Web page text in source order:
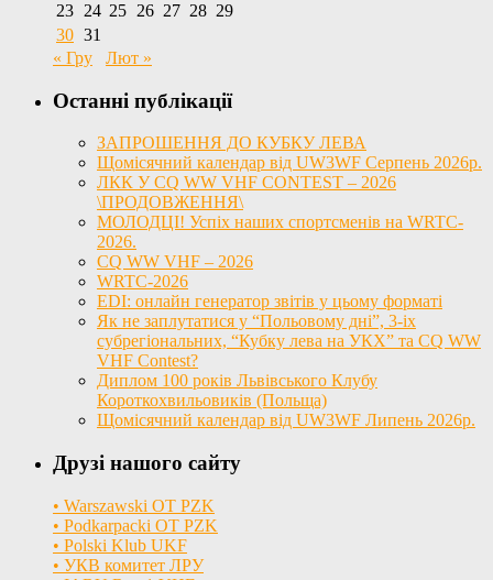
23 24 25 26 27 28 29
30 31
« Гру
Лют »
Останні публікації
ЗАПРОШЕННЯ ДО КУБКУ ЛЕВА
Щомісячний календар від UW3WF Серпень 2026р.
ЛКК У CQ WW VHF CONTEST – 2026
\ПРОДОВЖЕННЯ\
МОЛОДЦІ! Успіх наших спортсменів на WRTC-
2026.
CQ WW VHF – 2026
WRTC-2026
EDI: онлайн генератор звітів у цьому форматі
Як не заплутатися у “Польовому дні”, 3-іх
субрегіональних, “Кубку лева на УКХ” та CQ WW
VHF Contest?
Диплом 100 років Львівського Клубу
Короткохвильовиків (Польща)
Щомісячний календар від UW3WF Липень 2026р.
Друзі нашого сайту
• Warszawski OT PZK
• Podkarpacki OT PZK
• Polski Klub UKF
• УКВ комитет ЛРУ